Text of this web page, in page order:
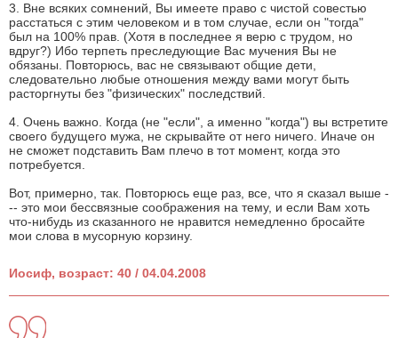
3. Вне всяких сомнений, Вы имеете право с чистой совестью
расстаться с этим человеком и в том случае, если он "тогда"
был на 100% прав. (Хотя в последнее я верю с трудом, но
вдруг?) Ибо терпеть преследующие Вас мучения Вы не
обязаны. Повторюсь, вас не связывают общие дети,
следовательно любые отношения между вами могут быть
расторгнуты без "физических" последствий.
4. Очень важно. Когда (не "если", а именно "когда") вы встретите
своего будущего мужа, не скрывайте от него ничего. Иначе он
не сможет подставить Вам плечо в тот момент, когда это
потребуется.
Вот, примерно, так. Повторюсь еще раз, все, что я сказал выше -
-- это мои бессвязные соображения на тему, и если Вам хоть
что-нибудь из сказанного не нравится немедленно бросайте
мои слова в мусорную корзину.
Иосиф, возраст: 40 / 04.04.2008